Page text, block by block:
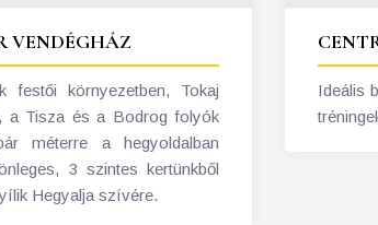
VENDÉGHÁZ
festői környezetben, Tokaj
a Tisza és a Bodrog folyók
méterre a hegyoldalban
3 szintes kertünkből
Hegyalja szívére.
Ideális